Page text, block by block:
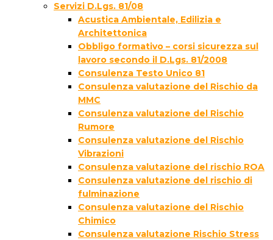
Servizi D.Lgs. 81/08
Acustica Ambientale, Edilizia e
Architettonica
Obbligo formativo – corsi sicurezza sul
lavoro secondo il D.Lgs. 81/2008
Consulenza Testo Unico 81
Consulenza valutazione del Rischio da
MMC
Consulenza valutazione del Rischio
Rumore
Consulenza valutazione del Rischio
Vibrazioni
Consulenza valutazione del rischio ROA
Consulenza valutazione del rischio di
fulminazione
Consulenza valutazione del Rischio
Chimico
Consulenza valutazione Rischio Stress